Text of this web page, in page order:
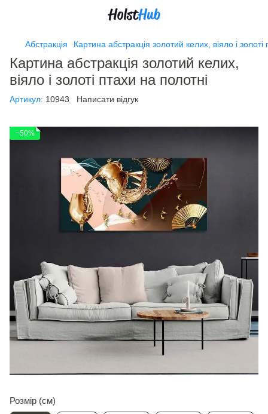
Абстракція Картина абстракція золотий келих, віяло і золоті
Картина абстракція золотий келих,
віяло і золоті птахи на полотні
Артикул: 10943 Написати відгук
−50%
Розмір (см)